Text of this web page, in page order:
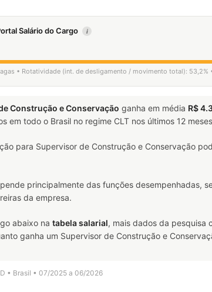
Salário do Cargo i
• Rotatividade (int. de desligamento / movimento total): 53,2%
Construção e Conservação ganha em média R$
em todo o Brasil no regime CLT nos últimos 12
para Supervisor de Construção e Conservação
principalmente das funções desempenhadas,
da empresa.
abaixo na tabela salarial, mais dados da pesquisa
ganha um Supervisor de Construção e
• Brasil • 07/2025 a 06/2026